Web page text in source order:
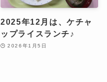
2025年12月は、ケチャ
ップライスランチ♪
2026年1月5日